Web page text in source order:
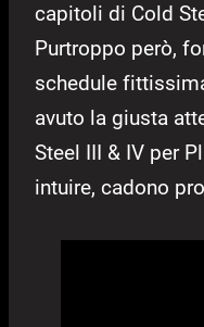
capitoli di Cold
Purtroppo però,
schedule
avuto la giusta
Steel III & IV per
intuire, cadono